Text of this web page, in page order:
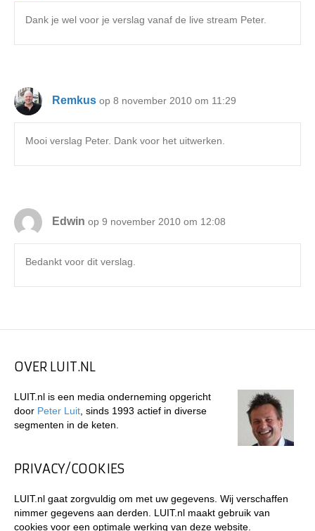
Dank je wel voor je verslag vanaf de live stream Peter.
Remkus op 8 november 2010 om 11:29
Mooi verslag Peter. Dank voor het uitwerken.
Edwin op 9 november 2010 om 12:08
Bedankt voor dit verslag.
OVER LUIT.NL
LUIT.nl is een media onderneming opgericht
door Peter Luit , sinds 1993 actief in diverse
segmenten in de keten.
PRIVACY/COOKIES
LUIT.nl gaat zorgvuldig om met uw gegevens. Wij verschaffen
nimmer gegevens aan derden. LUIT.nl maakt gebruik van
cookies voor een optimale werking van deze website.